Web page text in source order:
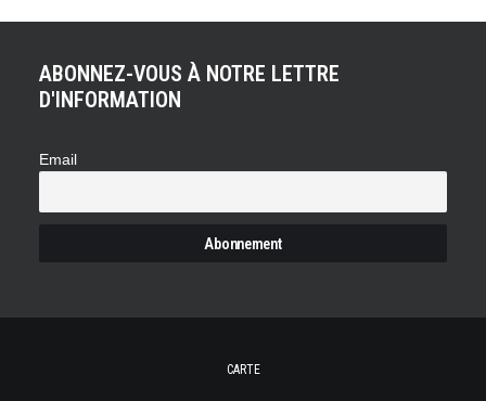
ABONNEZ-VOUS À NOTRE LETTRE
D'INFORMATION
Email
CARTE